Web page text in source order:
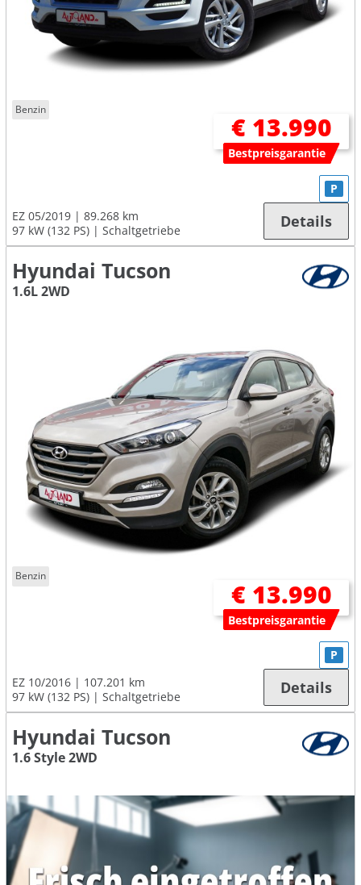
Benzin
€ 13.990
Bestpreisgarantie
EZ 05/2019
89.268 km
97 kW (132 PS)
Schaltgetriebe
P
Details
Hyundai Tucson
1.6L 2WD
Benzin
€ 13.990
Bestpreisgarantie
EZ 10/2016
107.201 km
97 kW (132 PS)
Schaltgetriebe
P
Details
Hyundai Tucson
1.6 Style 2WD